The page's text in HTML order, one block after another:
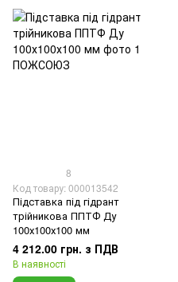
8
Код товару: 000013542
Підставка під гідрант
трійникова ППТФ Ду
100х100х100 мм
4 212.00 грн. з ПДВ
В наявності